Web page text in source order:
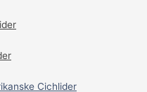
Cichlider